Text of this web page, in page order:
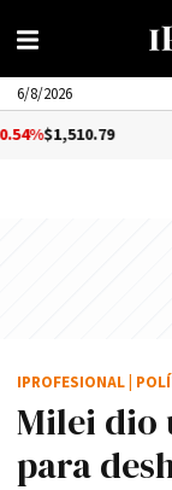
6/8/2026
Milei dio
para
IPROFESIONAL